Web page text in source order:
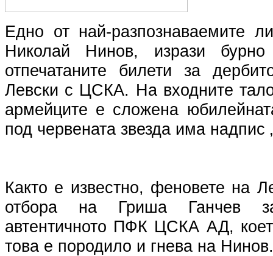
Едно от най-разпознаваемите
Николай Нинов, изрази
отпечатаните билети за
Левски с ЦСКА. На входните
армейците е сложена
под червената звезда има надпис
Както е известно, феновете на
отбора на Гриша Ганчев
автентичното ПФК ЦСКА АД,
това е породило и гнева на Нинов.